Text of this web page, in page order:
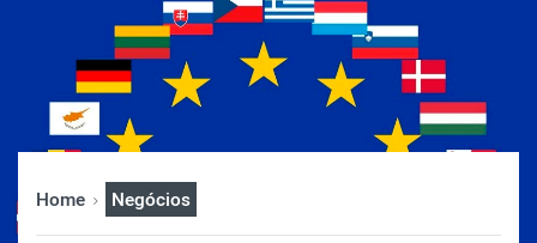
english
español
français
italiano
日本語
Home Negócios